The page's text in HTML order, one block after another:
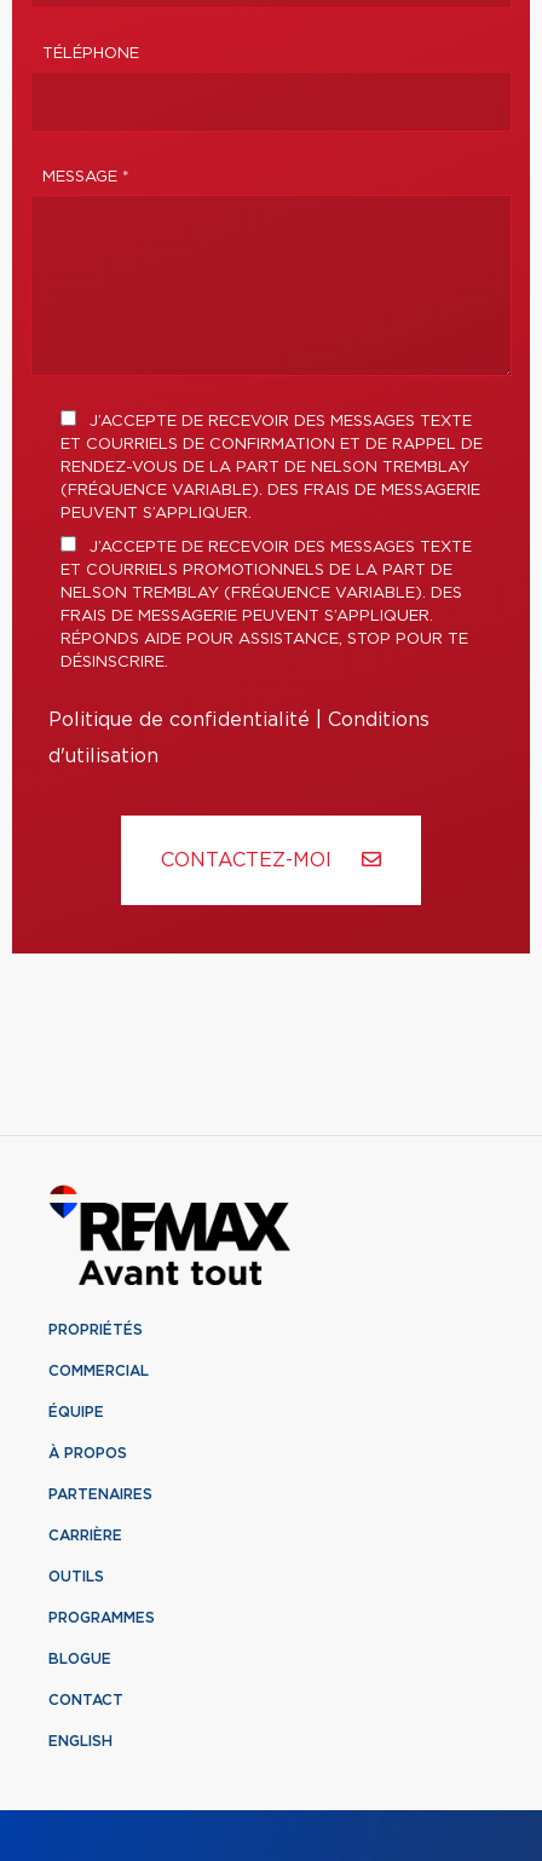
TÉLÉPHONE
MESSAGE *
J’ACCEPTE DE RECEVOIR DES MESSAGES TEXTE
ET COURRIELS DE CONFIRMATION ET DE RAPPEL DE
RENDEZ-VOUS DE LA PART DE NELSON TREMBLAY
(FRÉQUENCE VARIABLE). DES FRAIS DE MESSAGERIE
PEUVENT S’APPLIQUER.
J’ACCEPTE DE RECEVOIR DES MESSAGES TEXTE
ET COURRIELS PROMOTIONNELS DE LA PART DE
NELSON TREMBLAY (FRÉQUENCE VARIABLE). DES
FRAIS DE MESSAGERIE PEUVENT S’APPLIQUER.
RÉPONDS AIDE POUR ASSISTANCE, STOP POUR TE
DÉSINSCRIRE.
Politique de confidentialité
Conditions
d'utilisation
CONTACTEZ-MOI
PROPRIÉTÉS
COMMERCIAL
ÉQUIPE
À PROPOS
PARTENAIRES
CARRIÈRE
OUTILS
PROGRAMMES
BLOGUE
CONTACT
ENGLISH